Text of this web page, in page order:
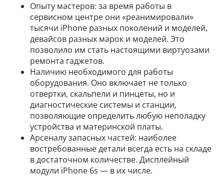
Опыту мастеров: за время работы в
сервисном центре они «реанимировали»
тысячи iPhone разных поколений и моделей,
девайсов разных марок и моделей. Это
позволило им стать настоящими виртуозами
ремонта гаджетов.
Наличию необходимого для работы
оборудования. Оно включает не только
отвертки, скальпели и пинцеты, но и
диагностические системы и станции,
позволяющие определить любую неполадку
устройства и материнской платы.
Арсеналу запасных частей: наиболее
востребованные детали всегда есть на складе
в достаточном количестве. Дисплейный
модули iPhone 6s — в их числе.